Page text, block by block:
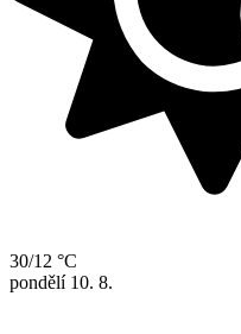
30/12 °C
pondělí 10. 8.